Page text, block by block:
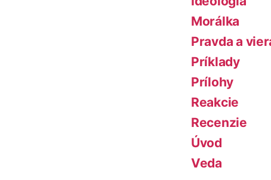
Morálka
Pravda a
Príklady
Prílohy
Reakcie
Recenzie
Úvod
Veda